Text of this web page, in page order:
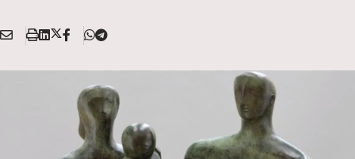
Condividi:
E
A
S
a
L
n
X
T
F
T
l
e
r
a